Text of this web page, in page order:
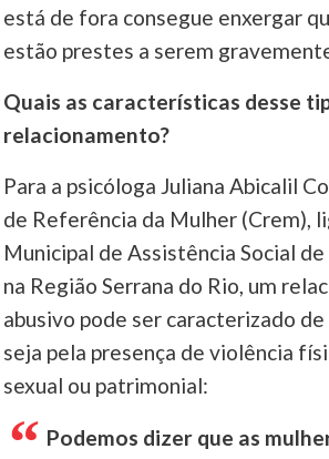
está de fora consegue enxergar
estão prestes a serem
Quais as características desse
relacionamento?
Para a psicóloga Juliana Abicalil
de Referência da Mulher (Crem),
Municipal de Assistência Social
na Região Serrana do Rio, um
abusivo pode ser caracterizado
seja pela presença de violência
sexual ou patrimonial:
Podemos dizer que as